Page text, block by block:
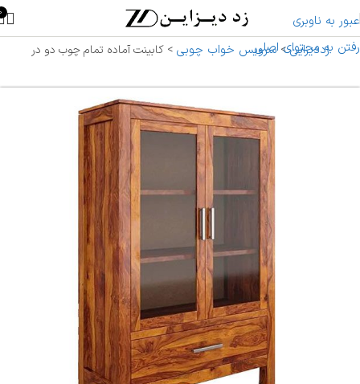
عبور به ناوبری
رفتن به محتوای اصلی
0
زددیزاین>سرویس خواب چوبی >کابینت آماده تمام چوب دو در